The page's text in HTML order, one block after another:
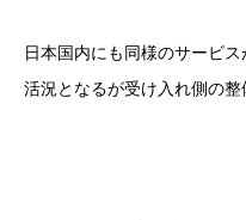
日本国内にも同様のサービ
活況となるが受け入れ側の整